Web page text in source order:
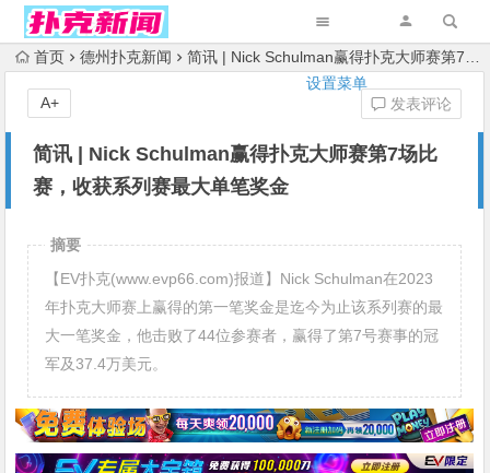
设置菜单
首页 德州扑克新闻 简讯 | Nick Schulman赢得扑克大师赛第7场比赛，收获系列赛最大单笔奖金
简讯 | Nick Schulman赢得扑克大师赛第7场比
赛，收获系列赛最大单笔奖金
发表评论
A+
摘要
【EV扑克(www.evp66.com)报道】Nick Schulman在2023
年扑克大师赛上赢得的第一笔奖金是迄今为止该系列赛的最
大一笔奖金，他击败了44位参赛者，赢得了第7号赛事的冠
军及37.4万美元。